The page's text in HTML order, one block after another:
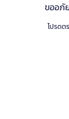
ขออภั
โปรดต